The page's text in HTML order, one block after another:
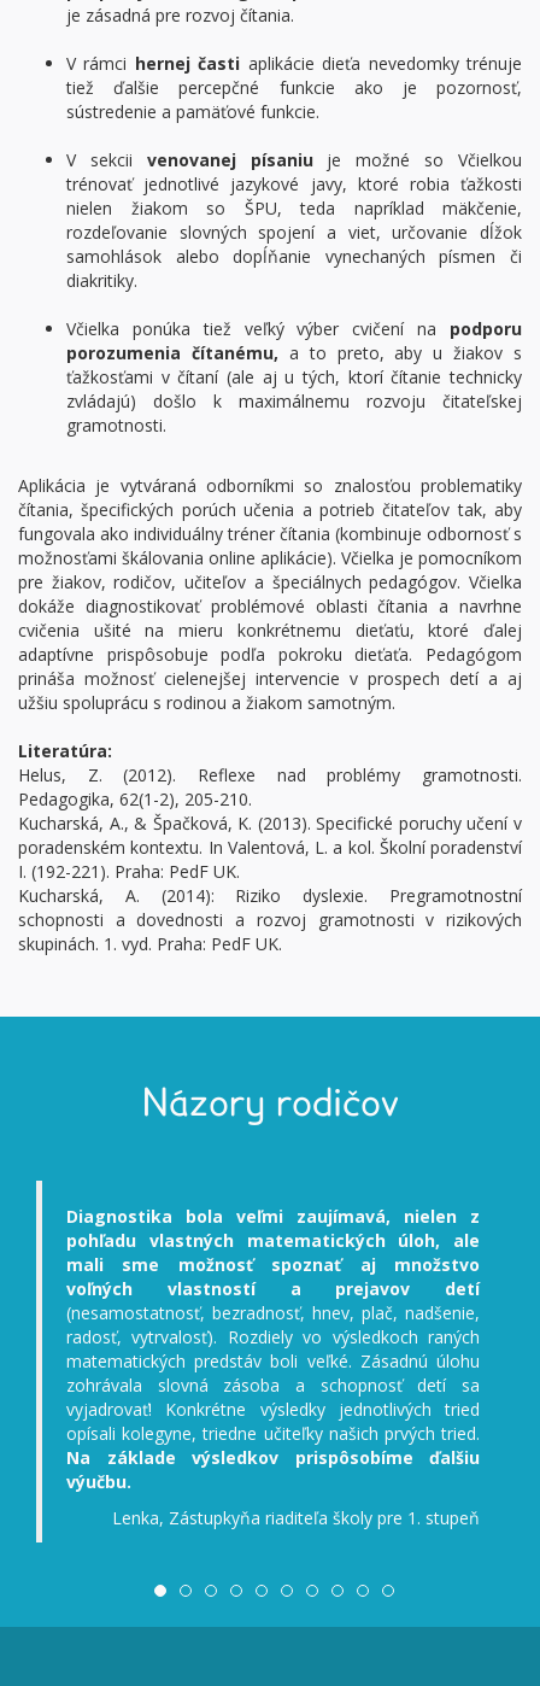
je zásadná pre rozvoj čítania.
V rámci hernej časti aplikácie dieťa nevedomky trénuje
tiež ďalšie percepčné funkcie ako je pozornosť,
sústredenie a pamäťové funkcie.
V sekcii venovanej písaniuje možné so Včielkou
trénovať jednotlivé jazykové javy, ktoré robia ťažkosti
nielen žiakom so ŠPU, teda napríklad mäkčenie,
rozdeľovanie slovných spojení a viet, určovanie dĺžok
samohlások alebo dopĺňanie vynechaných písmen či
diakritiky.
Včielka ponúka tiež veľký výber cvičení na podporu
porozumenia čítanému, a to preto, aby u žiakov s
ťažkosťami v čítaní (ale aj u tých, ktorí čítanie technicky
zvládajú) došlo k maximálnemu rozvoju čitateľskej
gramotnosti.
Aplikácia je vytváraná odborníkmi so znalosťou problematiky
čítania, špecifických porúch učenia a potrieb čitateľov tak, aby
fungovala ako individuálny tréner čítania (kombinuje odbornosť s
možnosťami škálovania online aplikácie). Včielka je pomocníkom
pre žiakov, rodičov, učiteľov a špeciálnych pedagógov. Včielka
dokáže diagnostikovať problémové oblasti čítania a navrhne
cvičenia ušité na mieru konkrétnemu dieťaťu, ktoré ďalej
adaptívne prispôsobuje podľa pokroku dieťaťa. Pedagógom
prináša možnosť cielenejšej intervencie v prospech detí a aj
užšiu spoluprácu s rodinou a žiakom samotným.
Literatúra:
Helus, Z. (2012). Reflexe nad problémy gramotnosti.
Pedagogika, 62(1-2), 205-210.
Kucharská, A., & Špačková, K. (2013). Specifické poruchy učení v
poradenském kontextu. In Valentová, L. a kol. Školní poradenství
I. (192-221). Praha: PedF UK.
Kucharská, A. (2014): Riziko dyslexie. Pregramotnostní
schopnosti a dovednosti a rozvoj gramotnosti v rizikových
skupinách. 1. vyd. Praha: PedF UK.
Názory rodičov
Diagnostika bola veľmi zaujímavá, nielen z
pohľadu vlastných matematických úloh, ale
mali sme možnosť spoznať aj množstvo
voľných vlastností a prejavov detí
(nesamostatnosť, bezradnosť, hnev, plač, nadšenie,
radosť, vytrvalosť). Rozdiely vo výsledkoch raných
matematických predstáv boli veľké. Zásadnú úlohu
zohrávala slovná zásoba a schopnosť detí sa
vyjadrovať! Konkrétne výsledky jednotlivých tried
opísali kolegyne, triedne učiteľky našich prvých tried.
Na základe výsledkov prispôsobíme ďalšiu
výučbu.
Lenka, Zástupkyňa riaditeľa školy pre 1. stupeň